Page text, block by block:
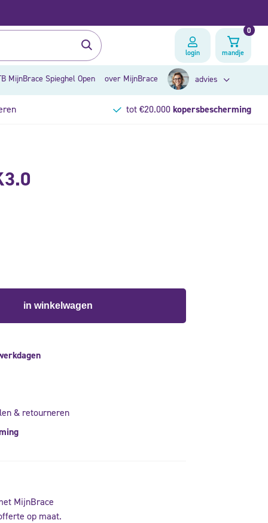
login mandje
0
MijnBrace Spieghel Open over MijnBrace advies
tot €20.000kopersbescherming
in winkelwagen
& retourneren
MijnBrace
op maat.